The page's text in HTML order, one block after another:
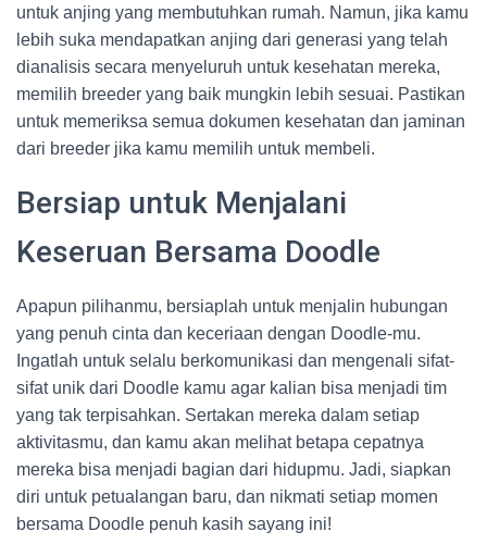
untuk anjing yang membutuhkan rumah. Namun, jika kamu
lebih suka mendapatkan anjing dari generasi yang telah
dianalisis secara menyeluruh untuk kesehatan mereka,
memilih breeder yang baik mungkin lebih sesuai. Pastikan
untuk memeriksa semua dokumen kesehatan dan jaminan
dari breeder jika kamu memilih untuk membeli.
Bersiap untuk Menjalani
Keseruan Bersama Doodle
Apapun pilihanmu, bersiaplah untuk menjalin hubungan
yang penuh cinta dan keceriaan dengan Doodle-mu.
Ingatlah untuk selalu berkomunikasi dan mengenali sifat-
sifat unik dari Doodle kamu agar kalian bisa menjadi tim
yang tak terpisahkan. Sertakan mereka dalam setiap
aktivitasmu, dan kamu akan melihat betapa cepatnya
mereka bisa menjadi bagian dari hidupmu. Jadi, siapkan
diri untuk petualangan baru, dan nikmati setiap momen
bersama Doodle penuh kasih sayang ini!